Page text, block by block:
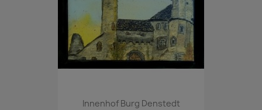
Innenhof Burg Denstedt